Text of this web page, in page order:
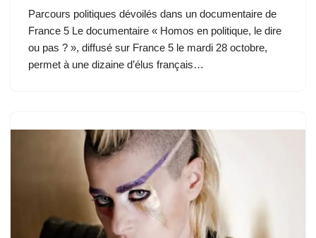
Parcours politiques dévoilés dans un documentaire de
France 5 Le documentaire « Homos en politique, le dire
ou pas ? », diffusé sur France 5 le mardi 28 octobre,
permet à une dizaine d’élus français…